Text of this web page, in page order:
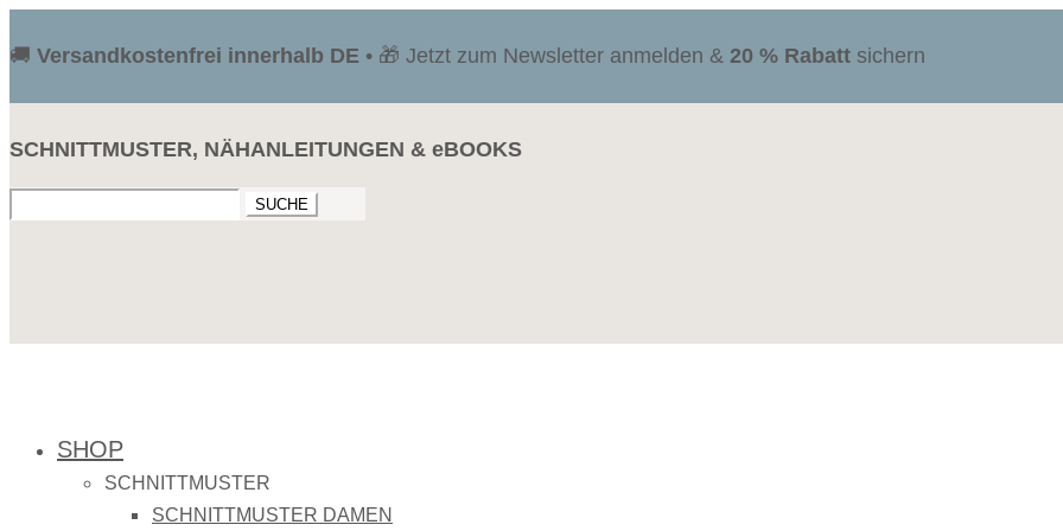
🚚 Versandkostenfrei innerhalb DE • 🎁 Jetzt zum Newsletter anmelden & 20 % Rabatt sichern
SCHNITTMUSTER, NÄHANLEITUNGEN & eBOOKS
SHOP
SCHNITTMUSTER
SCHNITTMUSTER DAMEN